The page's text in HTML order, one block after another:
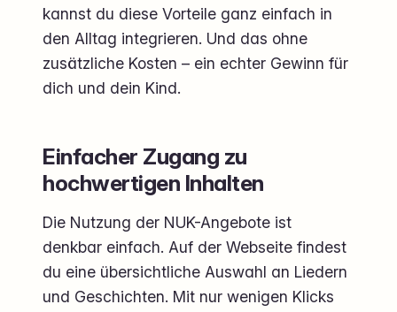
kannst du diese Vorteile ganz einfach in
den Alltag integrieren. Und das ohne
zusätzliche Kosten – ein echter Gewinn für
dich und dein Kind.
Einfacher Zugang zu
hochwertigen Inhalten
Die Nutzung der NUK-Angebote ist
denkbar einfach. Auf der Webseite findest
du eine übersichtliche Auswahl an Liedern
und Geschichten. Mit nur wenigen Klicks